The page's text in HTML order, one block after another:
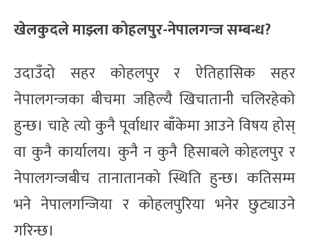
खेलकुदले माझ्ला कोहलपुर-नेपालगन्ज सम्बन्ध?
उदाउँदो सहर कोहलपुर र ऐतिहासिक सहर
नेपालगन्जका बीचमा जहिल्यै खिचातानी चलिरहेको
हुन्छ। चाहे त्यो कुनै पूर्वाधार बाँकेमा आउने विषय होस्
वा कुनै कार्यालय। कुनै न कुनै हिसाबले कोहलपुर र
नेपालगन्जबीच तानातानको स्थिति हुन्छ। कतिसम्म
भने नेपालगन्जिया र कोहलपुरिया भनेर छुट्याउने
गरिन्छ।